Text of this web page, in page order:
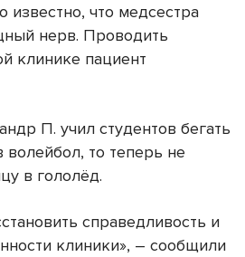
известно, что медсестра
нерв. Проводить
клинике пациент
П. учил студентов бегать
волейбол, то теперь не
в гололёд.
справедливость и
клиники», – сообщили